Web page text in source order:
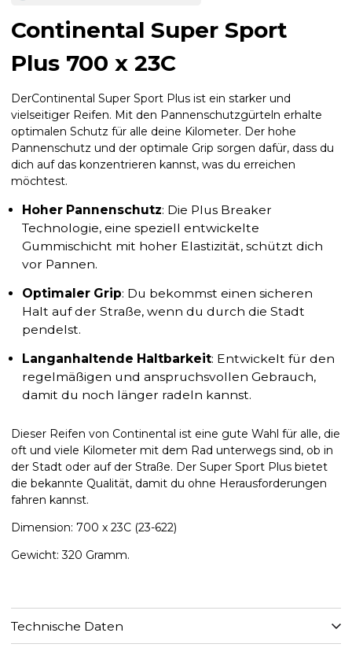
Continental Super Sport
Plus 700 x 23C
DerContinental Super Sport Plus ist ein starker und
vielseitiger Reifen. Mit den Pannenschutzgürteln erhalte
optimalen Schutz für alle deine Kilometer. Der hohe
Pannenschutz und der optimale Grip sorgen dafür, dass du
dich auf das konzentrieren kannst, was du erreichen
möchtest.
Hoher Pannenschutz: Die Plus Breaker
Technologie, eine speziell entwickelte
Gummischicht mit hoher Elastizität, schützt dich
vor Pannen.
Optimaler Grip: Du bekommst einen sicheren
Halt auf der Straße, wenn du durch die Stadt
pendelst.
Langanhaltende Haltbarkeit: Entwickelt für den
regelmäßigen und anspruchsvollen Gebrauch,
damit du noch länger radeln kannst.
Dieser Reifen von Continental ist eine gute Wahl für alle, die
oft und viele Kilometer mit dem Rad unterwegs sind, ob in
der Stadt oder auf der Straße. Der Super Sport Plus bietet
die bekannte Qualität, damit du ohne Herausforderungen
fahren kannst.
Dimension: 700 x 23C (23-622)
Gewicht: 320 Gramm.
Technische Daten